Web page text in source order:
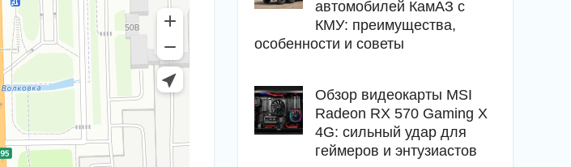
автомобилей КамАЗ с
КМУ: преимущества,
особенности и советы
Обзор видеокарты MSI
Radeon RX 570 Gaming X
4G: сильный удар для
геймеров и энтузиастов